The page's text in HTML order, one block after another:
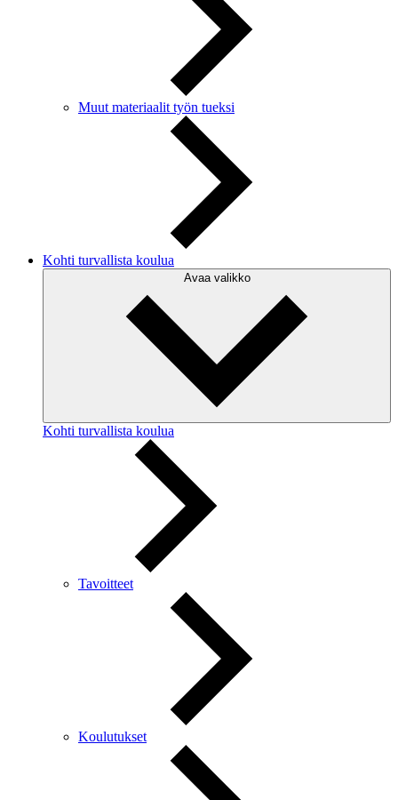
Muut materiaalit työn tueksi
Kohti turvallista koulua
Avaa valikko
Kohti turvallista koulua
Tavoitteet
Koulutukset